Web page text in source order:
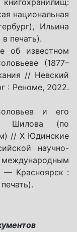
национальная
Ильина
печать).
об известном
(1877–
// Невский
: Реноме, 2022.
и его
Шилова (по
// X Юдинские
научно-
международным
— Красноярск :